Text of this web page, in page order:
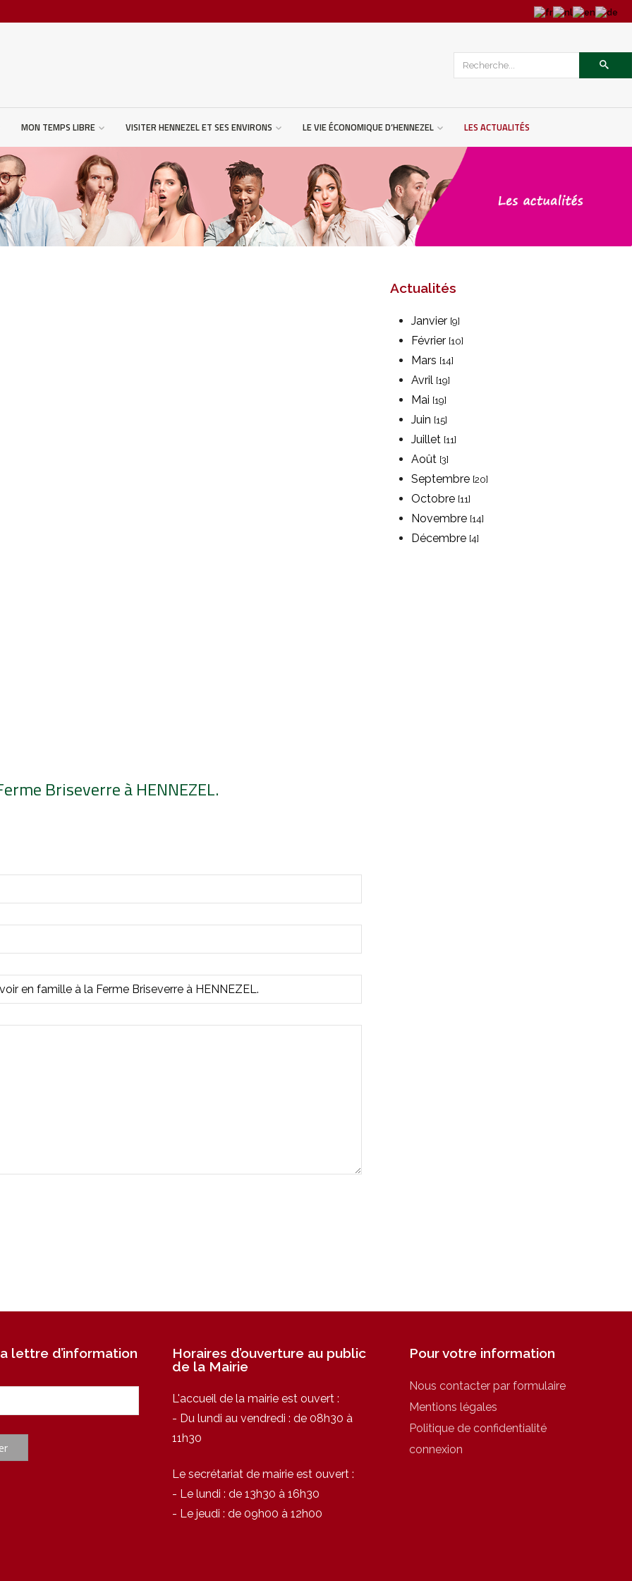
MON TEMPS LIBRE VISITER HENNEZEL ET SES ENVIRONS LE VIE ÉCONOMIQUE D’HENNEZEL LES ACTUALITÉS
Actualités
Janvier [9]
Février [10]
Mars [14]
Avril [19]
Mai [19]
Juin [15]
Juillet [11]
Août [3]
Septembre [20]
Octobre [11]
Novembre [14]
Décembre [4]
Briseverre à HENNEZEL.
lettre d’information
Horaires d’ouverture au public
de la Mairie
L'accueil de la mairie est ouvert :
- Du lundi au vendredi : de 08h30 à
11h30
Le secrétariat de mairie est ouvert :
- Le lundi : de 13h30 à 16h30
- Le jeudi : de 09h00 à 12h00
Pour votre information
Nous contacter par formulaire
Mentions légales
Politique de confidentialité
connexion